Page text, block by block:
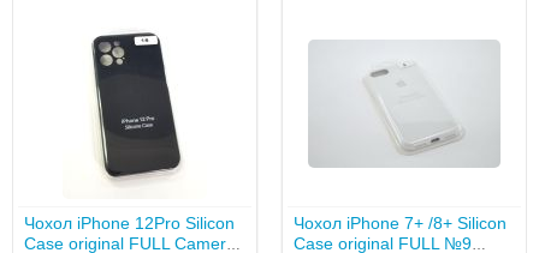
Чохол iPhone 12Pro Silicon
Case original FULL Camera
Чохол iPhone 7+ /8+ Silicon
Case original FULL №9